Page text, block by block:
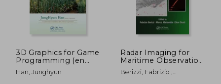
3D Graphics for Game
Programming (en
Inglés)
Han, Junghyun
Radar Imaging for
Maritime Observation
(en Inglés)
Berizzi, Fabrizio ;